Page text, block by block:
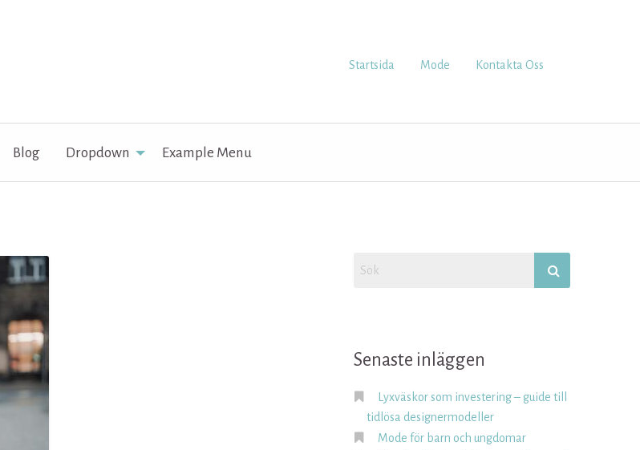
Startsida Mode Kontakta Oss
Blog Dropdown Example Menu
Senaste inläggen
Lyxväskor som investering – guide till
tidlösa designermodeller
Mode för barn och ungdomar